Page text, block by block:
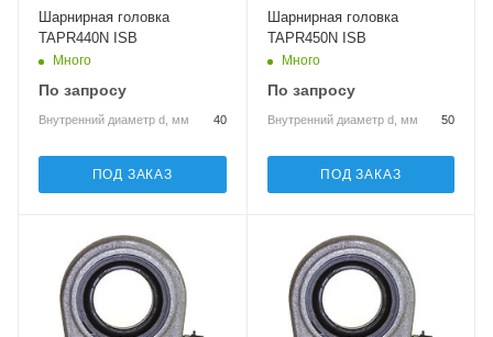
Шарнирная головка
TAPR440N ISB
Много
По запросу
Внутренний диаметр d, мм 40
ПОД ЗАКАЗ
Шарнирная головка
TAPR450N ISB
Много
По запросу
Внутренний диаметр d, мм 50
ПОД ЗАКАЗ